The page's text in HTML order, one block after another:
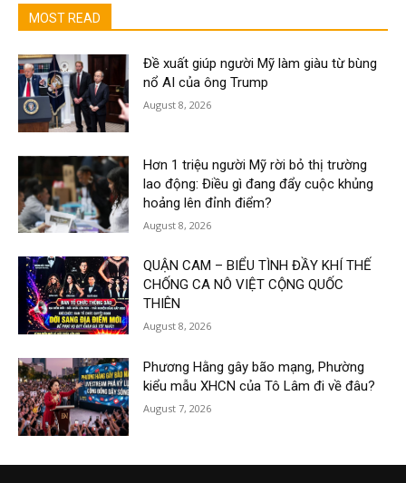
MOST READ
Đề xuất giúp người Mỹ làm giàu từ bùng
nổ AI của ông Trump
August 8, 2026
Hơn 1 triệu người Mỹ rời bỏ thị trường
lao động: Điều gì đang đẩy cuộc khủng
hoảng lên đỉnh điểm?
August 8, 2026
QUẬN CAM – BIỂU TÌNH ĐẦY KHÍ THẾ
CHỐNG CA NÔ VIỆT CỘNG QUỐC
THIÊN
August 8, 2026
Phương Hằng gây bão mạng, Phường
kiểu mẫu XHCN của Tô Lâm đi về đâu?
August 7, 2026